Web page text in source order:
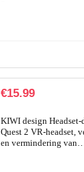
€15.99
KIWI design
Quest 2 VR-headset,
en vermindering van…